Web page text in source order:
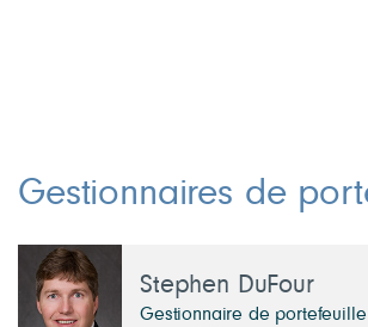
Gestionnaires de
Stephen DuFour
Gestionnaire de portefeuille